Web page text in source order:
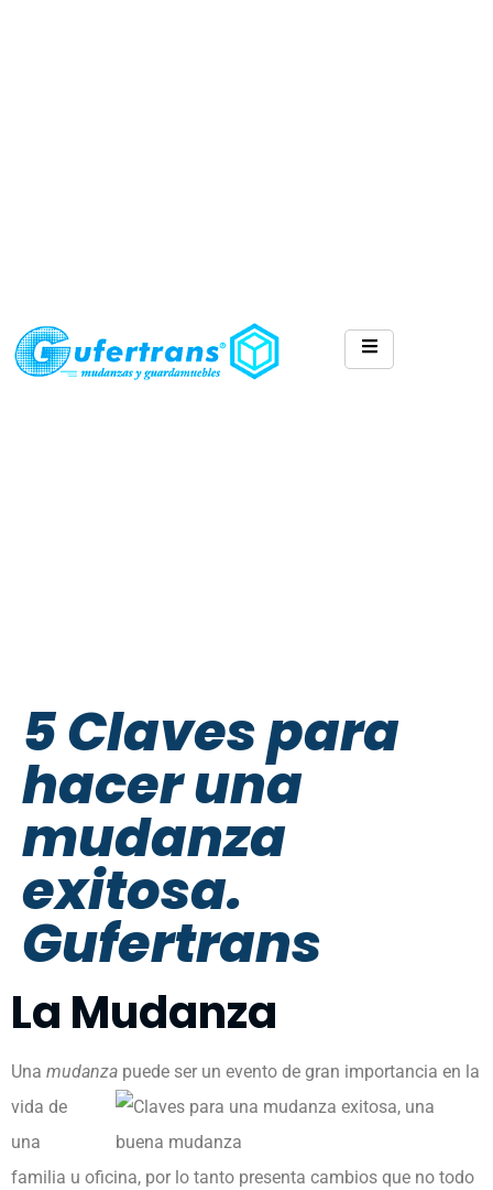
5 Claves para
hacer una
mudanza
exitosa.
Gufertrans
La Mudanza
Una mudanza puede ser un evento de gran importancia en la
vida de
una
familia u oficina, por lo tanto presenta cambios que no todo